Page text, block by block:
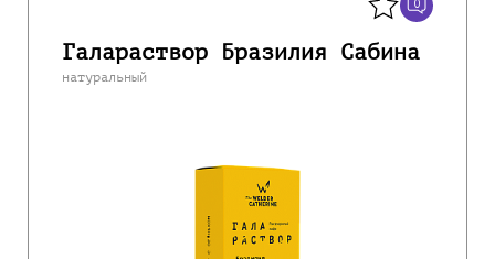
0
Галараствор Бразилия Сабина
натуральный